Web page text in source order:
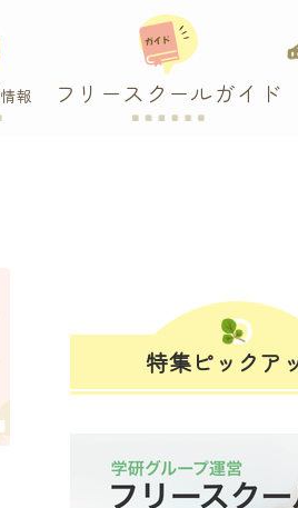
情報 フリースクールガイド
特集ピックア